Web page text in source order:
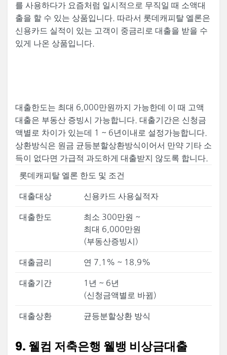
를 사용하다가 요즘처럼 일시적으로 무직일 때 소액대
출을 할 수 있는 상품입니다. 따라서 롯데캐피탈 엘론은
신용카드 실적이 있는 고객이 중금리로 대출을 받을 수
있게 나온 상품입니다.
대출한도는 최대 6,000만원까지 가능한데 이 때 고액
대출은 부동산 증빙시 가능합니다. 대출기간은 신청금
액별로 차이가 있는데 1 ~ 6년이내로 설정가능합니다.
상환방식은 원금 균등분할상환방식이어서 만약 기타 소
득이 없다면 가급적 과도하게 대출받지 않도록 합니다.
롯데캐피탈 엘론 한도 및 조건
대출대상 신용카드 사용실적자
대출한도
최소 300만원 ~
최대 6,000만원
(부동산증빙시)
대출금리 연 7.1% ~ 18.9%
대출기간
1년 ~ 6년
(신청금액별로 바뀜)
대출상환 균등분할상환 방식
9. 웰컴 저축은행 웰뱅 비상금대출